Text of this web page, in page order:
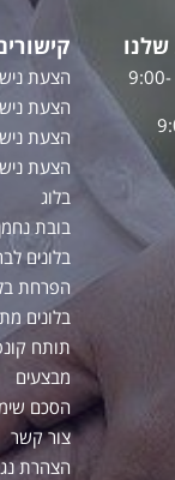
ימים ראשון – חמישי: 9:00-
הצעת
הצעת
הצעת
הצעת
בלוג
בובת
בלונים
הפרחת
בלונים
תותח
מבצעים
הסכם
צור קשר
הצהרת